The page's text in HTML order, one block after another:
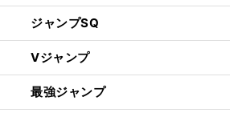
ジャンプSQ
Vジャンプ
最強ジャンプ